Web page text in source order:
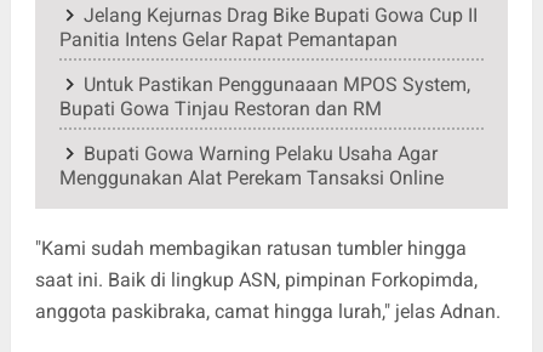
Jelang Kejurnas Drag Bike Bupati Gowa Cup II
Panitia Intens Gelar Rapat Pemantapan
Untuk Pastikan Penggunaaan MPOS System,
Bupati Gowa Tinjau Restoran dan RM
Bupati Gowa Warning Pelaku Usaha Agar
Menggunakan Alat Perekam Tansaksi Online
"Kami sudah membagikan ratusan tumbler hingga
saat ini. Baik di lingkup ASN, pimpinan Forkopimda,
anggota paskibraka, camat hingga lurah," jelas Adnan.